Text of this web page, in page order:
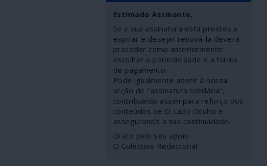
Estimado Assinante,
Se a sua assinatura está prestes a
expirar e desejar renová-la deverá
proceder como anteriormente:
escolher a periodicidade e a forma
de pagamento.
Pode igualmente aderir à nossa
acção de "assinatura solidária",
contribuindo assim para reforço dos
conteúdos de O Lado Oculto e
assegurando a sua continuidade.
Grato pelo seu apoio
O Colectivo Redactorial